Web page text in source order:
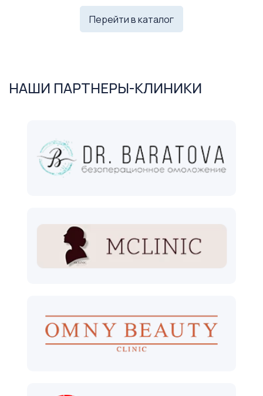
Перейти в каталог
НАШИ ПАРТНЕРЫ-КЛИНИКИ